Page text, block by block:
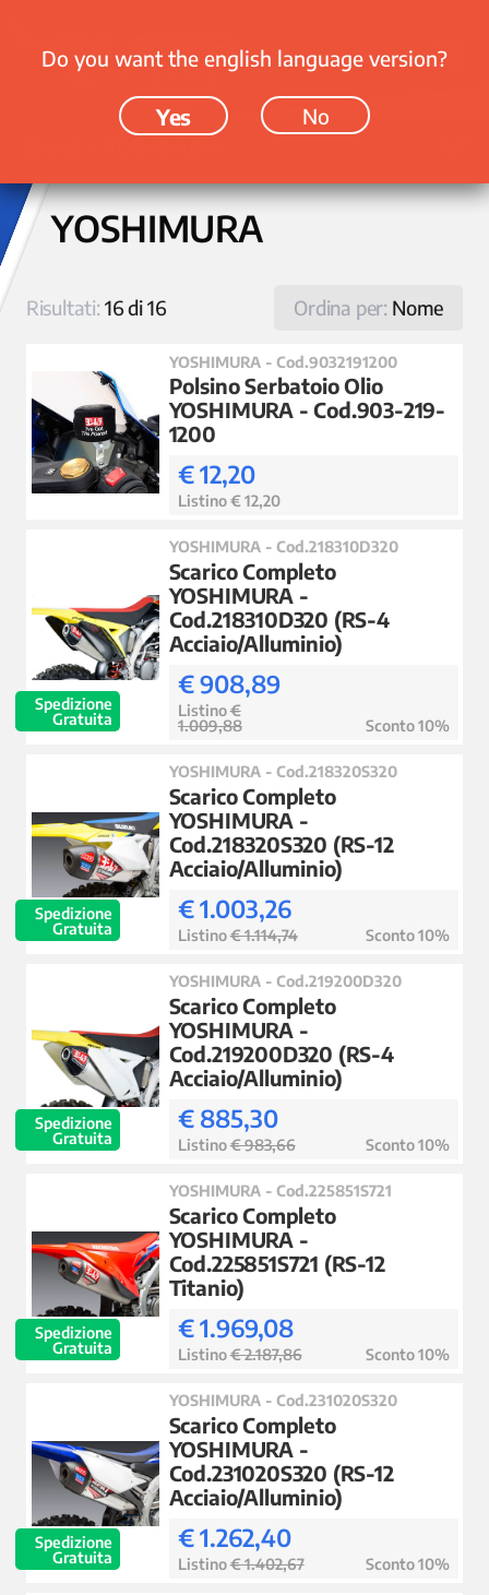
YOSHIMURA
Ordina per: Nome
Risultati:16 di 16
YOSHIMURA - Cod.9032191200
Polsino Serbatoio Olio
YOSHIMURA - Cod.903-219-
1200
€ 12,20
Listino € 12,20
Spedizione
Gratuita
YOSHIMURA - Cod.218310D320
Scarico Completo
YOSHIMURA -
Cod.218310D320 (RS-4
Acciaio/Alluminio)
€ 908,89
Listino€
1.009,88 Sconto 10%
Spedizione
Gratuita
YOSHIMURA - Cod.218320S320
Scarico Completo
YOSHIMURA -
Cod.218320S320 (RS-12
Acciaio/Alluminio)
€ 1.003,26
Listino€ 1.114,74 Sconto 10%
Spedizione
Gratuita
YOSHIMURA - Cod.219200D320
Scarico Completo
YOSHIMURA -
Cod.219200D320 (RS-4
Acciaio/Alluminio)
€ 885,30
Listino€ 983,66 Sconto 10%
Spedizione
Gratuita
YOSHIMURA - Cod.225851S721
Scarico Completo
YOSHIMURA -
Cod.225851S721 (RS-12
Titanio)
€ 1.969,08
Listino€ 2.187,86 Sconto 10%
Spedizione
Gratuita
YOSHIMURA - Cod.231020S320
Scarico Completo
YOSHIMURA -
Cod.231020S320 (RS-12
Acciaio/Alluminio)
€ 1.262,40
Listino€ 1.402,67 Sconto 10%
Do you want the english language version?
Yes No